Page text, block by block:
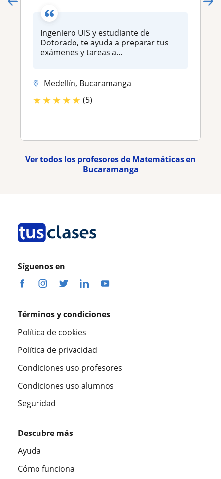
Ingeniero UIS y estudiante de
Dotorado, te ayuda a preparar tus
exámenes y tareas a...
Medellín, Bucaramanga
★★★★★ (5)
Ver todos los profesores de Matemáticas en
Bucaramanga
Síguenos en
Términos y condiciones
Política de cookies
Política de privacidad
Condiciones uso profesores
Condiciones uso alumnos
Seguridad
Descubre más
Ayuda
Cómo funciona